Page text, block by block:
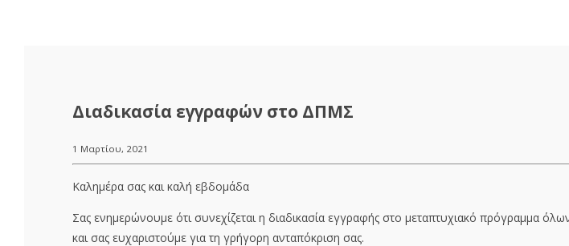
Διαδικασία εγγραφών στο ΔΠΜΣ
1 Μαρτίου, 2021
Καλημέρα σας και καλή εβδομάδα
Σας ενημερώνουμε ότι συνεχίζεται η διαδικασία εγγραφής στο μεταπτυχιακό πρόγραμμα
και σας ευχαριστούμε για τη γρήγορη ανταπόκριση σας.